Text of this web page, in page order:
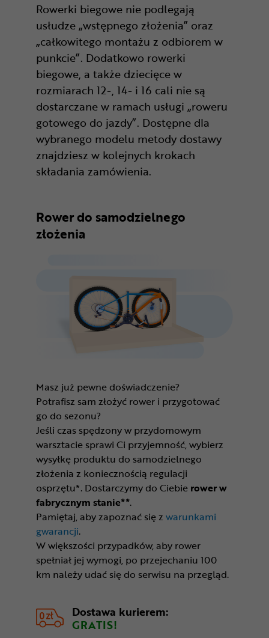
Rowerki biegowe nie podlegają
usłudze „wstępnego złożenia” oraz
„całkowitego montażu z odbiorem w
punkcie”. Dodatkowo rowerki
biegowe, a także dziecięce w
rozmiarach 12-, 14- i 16 cali nie są
dostarczane w ramach usługi „roweru
gotowego do jazdy”. Dostępne dla
wybranego modelu metody dostawy
znajdziesz w kolejnych krokach
składania zamówienia.
Rower do samodzielnego
złożenia
Masz już pewne doświadczenie?
Potrafisz sam złożyć rower i przygotować
go do sezonu?
Jeśli czas spędzony w przydomowym
warsztacie sprawi Ci przyjemność, wybierz
wysyłkę produktu do samodzielnego
złożenia z koniecznością regulacji
osprzętu*. Dostarczymy do Ciebie rower w
fabrycznym stanie**.
Pamiętaj, aby zapoznać się z warunkami
gwarancji.
W większości przypadków, aby rower
spełniał jej wymogi, po przejechaniu 100
km należy udać się do serwisu na przegląd.
Dostawa kurierem:
GRATIS!